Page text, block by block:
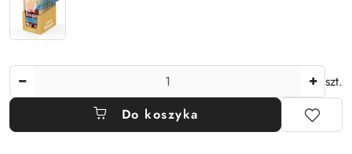
szt.
Do koszyka